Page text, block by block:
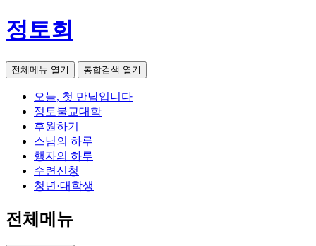
정토회
전체메뉴 열기 통합검색 열기
오늘, 첫 만남입니다
정토불교대학
후원하기
스님의 하루
행자의 하루
수련신청
청년·대학생
전체메뉴